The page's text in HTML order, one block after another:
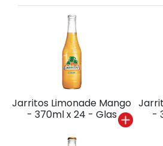
Jarritos Limonade Mango
- 370ml x 24 - Glas
-